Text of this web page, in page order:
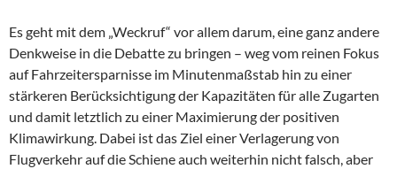
Es geht mit dem „Weckruf“ vor allem darum, eine ganz andere
Denkweise in die Debatte zu bringen – weg vom reinen Fokus
auf Fahrzeitersparnisse im Minutenmaßstab hin zu einer
stärkeren Berücksichtigung der Kapazitäten für alle Zugarten
und damit letztlich zu einer Maximierung der positiven
Klimawirkung. Dabei ist das Ziel einer Verlagerung von
Flugverkehr auf die Schiene auch weiterhin nicht falsch, aber